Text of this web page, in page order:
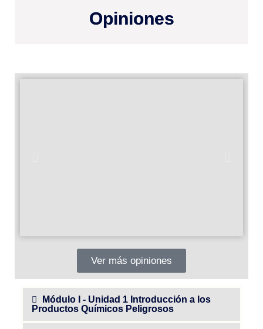
Opiniones
Ver más opiniones
Módulo I - Unidad 1 Introducción a los
Productos Químicos Peligrosos